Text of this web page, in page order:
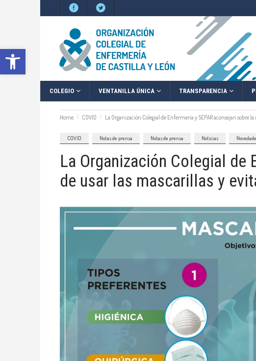
Abrir barra de herramientas
COLEGIO VENTANILLA ÚNICA TRANSPARENCIA
Home COVID La Organización Colegial de Enfermería y SEPAR aconsejan sobre
COVID Notas de prensa Notas de prensa Noticias
La Organización Colegial de
de usar las mascarillas y